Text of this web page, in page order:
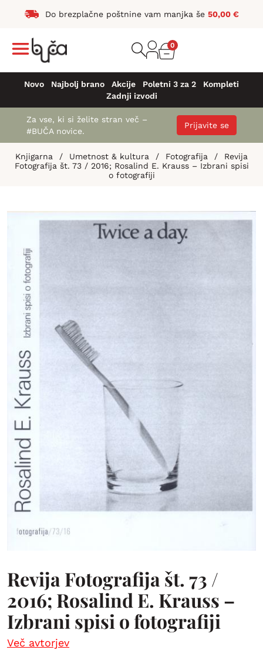
Do brezplačne poštnine vam manjka še 50,00 €
0
Novo Najbolj brano Akcije Poletni 3 za 2
Kompleti
Zadnji izvodi
Za vse, ki si želite stran več –
#BUČA novice.
Prijavite se
Knjigarna / Umetnost & kultura / Fotografija /
Revija
Fotografija št. 73 / 2016; Rosalind E. Krauss – Izbrani spisi
o fotografiji
Revija Fotografija št. 73 /
2016; Rosalind E. Krauss –
Izbrani spisi o fotografiji
Več avtorjev